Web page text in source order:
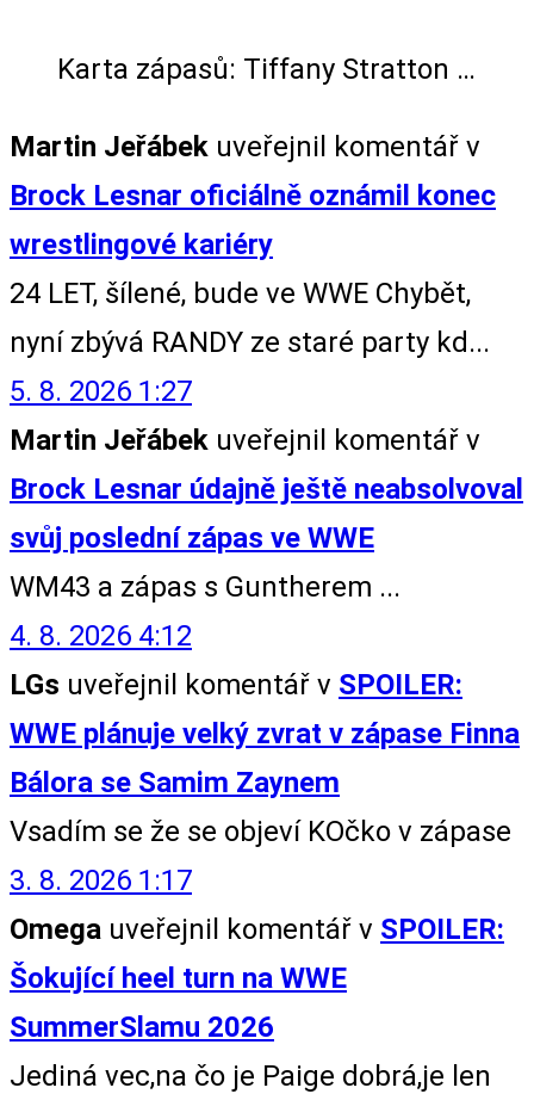
Karta zápasů: Tiffany Stratton …
Martin Jeřábek uveřejnil komentář v
Brock Lesnar oficiálně oznámil konec
wrestlingové kariéry
24 LET, šílené, bude ve WWE Chybět,
nyní zbývá RANDY ze staré party kd...
5. 8. 2026 1:27
Martin Jeřábek uveřejnil komentář v
Brock Lesnar údajně ještě neabsolvoval
svůj poslední zápas ve WWE
WM43 a zápas s Guntherem ...
4. 8. 2026 4:12
LGs uveřejnil komentář v SPOILER:
WWE plánuje velký zvrat v zápase Finna
Bálora se Samim Zaynem
Vsadím se že se objeví KOčko v zápase
3. 8. 2026 1:17
Omega uveřejnil komentář v SPOILER:
Šokující heel turn na WWE
SummerSlamu 2026
Jediná vec,na čo je Paige dobrá,je len